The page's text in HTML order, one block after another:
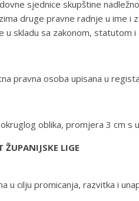
sjednice skupštine
druge pravne radnje u ime i
u skladu sa zakonom, statutom i
pravna osoba upisana u
oblika, promjera 3 cm s
ŽUPANIJSKE LIGE
u cilju promicanja, razvitka i